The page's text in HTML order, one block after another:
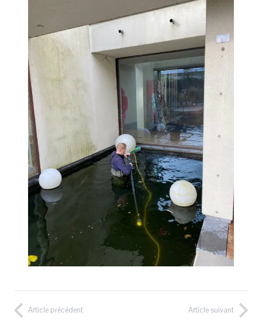
Article précédent Article suivant